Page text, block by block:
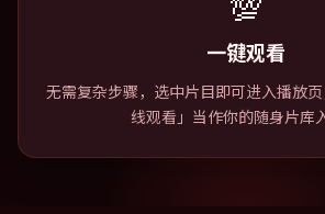
一键观看
无需复杂步骤，选中片目即可进入播放
线观看」当作你的随身片库